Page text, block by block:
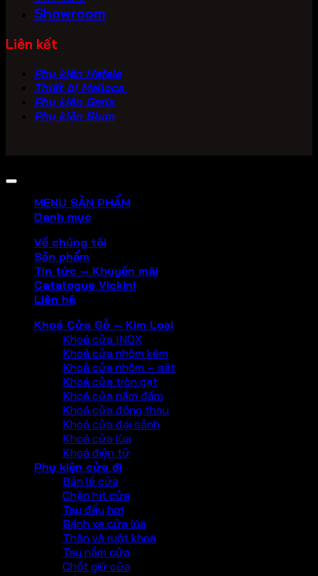
Showroom
Liên kết
Phụ kiện Hafele
Thiết bị Malloca
Phụ kiện Garis
Phụ kiện Blum
MENU SẢN PHẨM
Danh mục
Về chúng tôi
Sản phẩm
Tin tức – Khuyến mãi
Catalogue Vickini
Liên hệ
Khoá Cửa Gỗ – Kim Loại
Khoá cửa INOX
Khoá cửa nhôm kẽm
Khoả cửa nhôm – sắt
Khoá cửa tròn gạt
Khoá cửa nắm đấm
Khoá cửa đồng thau
Khoá cửa đại sảnh
Khoá cửa lùa
Khoá điện tử
Phụ kiện cửa đi
Bản lề cửa
Chặn hít cửa
Tay đẩy hơi
Bánh xe cửa lùa
Thân và ruột khoá
Tay nắm cửa
Chốt giữ cửa